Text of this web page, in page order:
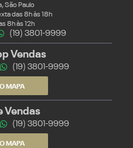
São Paulo
das 8h às 18h
8h às 12h
(19) 3801-9999
Vendas
(19) 3801-9999
MAPA
Vendas
(19) 3801-9999
MAPA